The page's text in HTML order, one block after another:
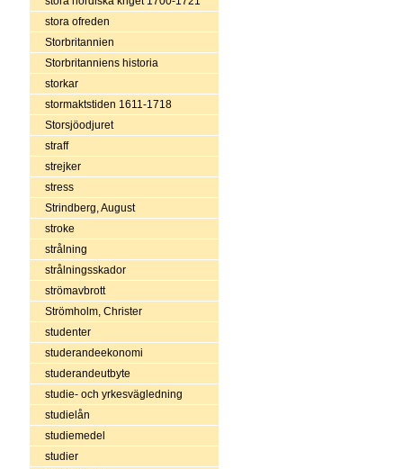
stora ofreden
Storbritannien
Storbritanniens historia
storkar
stormaktstiden 1611-1718
Storsjöodjuret
straff
strejker
stress
Strindberg, August
stroke
strålning
strålningsskador
strömavbrott
Strömholm, Christer
studenter
studerandeekonomi
studerandeutbyte
studie- och yrkesvägledning
studielån
studiemedel
studier